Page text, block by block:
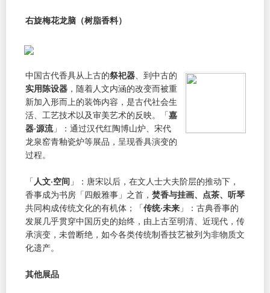
右旋梅花龙脑（树脂香料）
中国古代香具从上古的祭祀器 、到中古的
实用陈设器 ，随着人文内涵的改变而被重
新加入形而上的装饰内容，是古代社会生
活、工艺技术以及审美艺术的反映。「嘉
器·源流」：通过汉代红陶博山炉、宋代
龙泉窑青釉瓷炉等展品，呈现香具演变的
过程。
「 人文·空间 」：唐宋以后，在文人士大夫阶层的推动下，
香事成为书房「四般雅事」之首， 焚香与挂画、点茶、听琴
共同构成传统文化的有机体；「传统·未来 」：古典香事的
发展几乎贯穿中国历史的始终，由上古至明清、近现代，传
承演变，未曾断绝，如今各类传统制香技艺被列为非物质文
化遗产。
其他展品